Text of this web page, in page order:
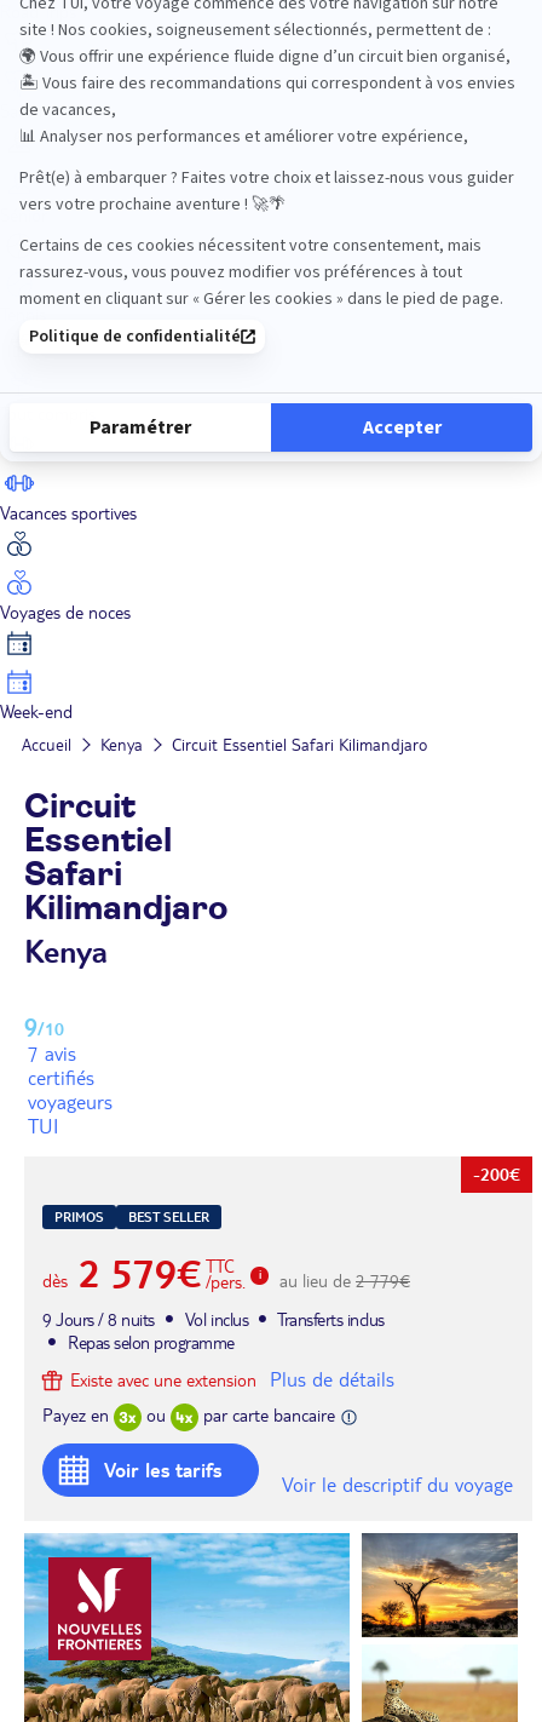
Road Trips
Safari
Sénior
Vacances sportives
Voyages de noces
Week-end
Accueil Kenya Circuit Essentiel Safari Kilimandjaro
Circuit
Essentiel
Safari
Kilimandjaro
Kenya
9/10
7 avis
certifiés
voyageurs
TUI
-200€
PRIMOS BEST SELLER
dès 2 579€ TTC
/pers. au lieu de 2 779€
9 Jours / 8 nuits
Vol inclus
Transferts inclus
Repas selon programme
Existe avec une extension
Plus de détails
Payez en ou par carte bancaire
Voir les tarifs
Voir le descriptif du voyage